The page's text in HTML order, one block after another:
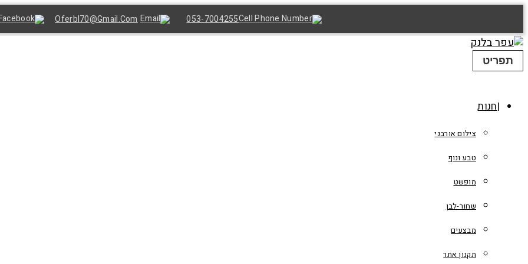
053-7004255
Oferbl70@gmail.Com
תפריט
חנות
צילום אורבני
טבע ונוף
מופשט
שחור-לבן
מבצעים
תקנון אתר